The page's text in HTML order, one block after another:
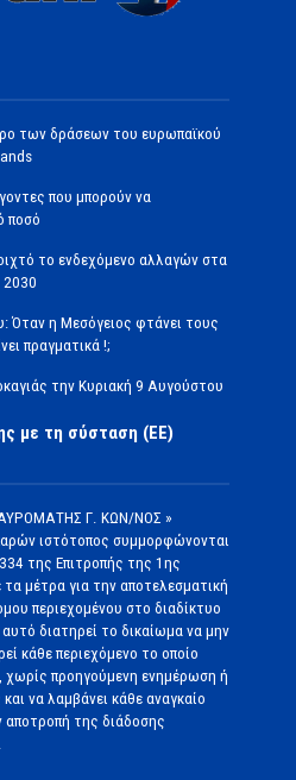
των δράσεων του ευρωπαϊκού
που μπορούν να
ποσό
το ενδεχόμενο αλλαγών στα
2030
Όταν η Μεσόγειος φτάνει τους
πραγματικά !;
την Κυριακή 9 Αυγούστου
με τη σύσταση (ΕΕ)
Γ. ΚΩΝ/ΝΟΣ »
ιστότοπος συμμορφώνονται
της Επιτροπής της 1ης
μέτρα για την αποτελεσματική
περιεχομένου στο διαδίκτυο
διατηρεί το δικαίωμα να μην
κάθε περιεχόμενο το οποίο
χωρίς προηγούμενη ενημέρωση ή
να λαμβάνει κάθε αναγκαίο
αποτροπή της διάδοσης